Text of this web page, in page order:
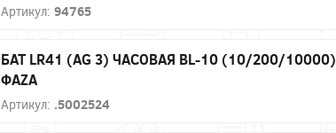
Артикул: 94765
БАТ LR41 (AG 3) ЧАСОВАЯ BL-10 (10/200/10000)
ФAZA
Артикул: .5002524